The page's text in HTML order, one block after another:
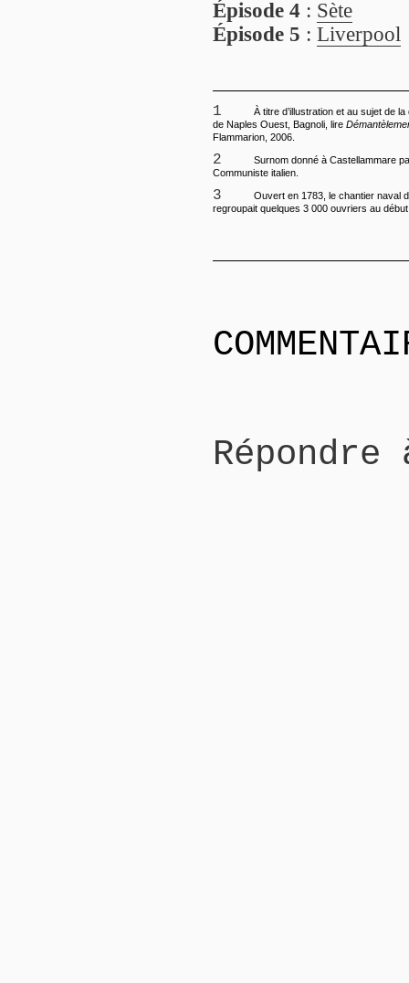
Épisode 4 : Sète
Épisode 5 : Liverpool
1
À titre d’illustration et au sujet de
de Naples Ouest, Bagnoli, lire
Flammarion, 2006.
2
Surnom donné à Castellammare
Communiste italien.
3
Ouvert en 1783, le chantier naval
regroupait quelques 3 000 ouvriers au